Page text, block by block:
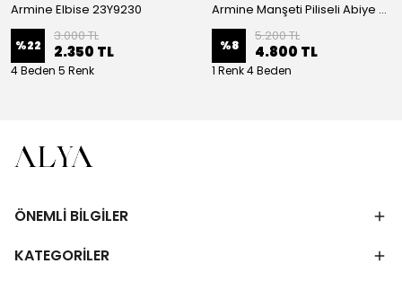
Armine Elbise 23Y9230
%22
3.000 TL
2.350 TL
4 Beden 5 Renk
Armine Manşeti Piliseli Abiye Elbise 23Y9617
%8
5.200 TL
4.800 TL
1 Renk 4 Beden
ÖNEMLİ BİLGİLER
KATEGORİLER